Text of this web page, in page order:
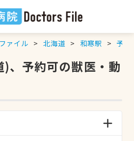
ァイル 北海道 和寒駅 予約
、予約可の獣医・動